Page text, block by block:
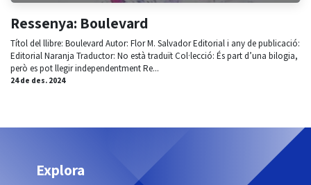
Ressenya: Boulevard
Títol del llibre: Boulevard Autor: Flor M. Salvador Editorial i any de publicació:
Editorial Naranja Traductor: No està traduït Col·lecció: És part d’una bilogia,
però es pot llegir independentment Re...
24 de des. 2024
Explora